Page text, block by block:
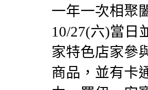
一年一次相聚
10/27(六)當日
家特色店家參
商品，並有卡